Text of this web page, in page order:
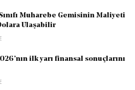
Muharebe Gemisinin Maliyeti
Ulaşabilir
ilk yarı finansal sonuçlarını